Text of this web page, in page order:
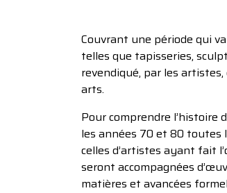
Couvrant une période qui
telles que tapisseries,
revendiqué, par les
arts.
Pour comprendre l’histoire
les années 70 et 80 toutes
celles d’artistes ayant fait
seront accompagnées
matières et avancées